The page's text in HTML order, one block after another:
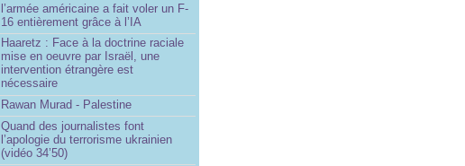
l’armée américaine a fait voler un F-
16 entièrement grâce à l’IA
Haaretz : Face à la doctrine raciale
mise en oeuvre par Israël, une
intervention étrangère est
nécessaire
Rawan Murad - Palestine
Quand des journalistes font
l’apologie du terrorisme ukrainien
(vidéo 34’50)